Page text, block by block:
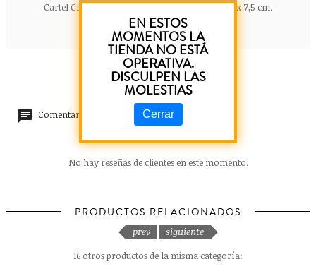
Cartel Chico de madera. Frases. Dimensiones 15 x 7,5 cm.
Comentarios (0)
No hay reseñas de clientes en este momento.
PRODUCTOS RELACIONADOS
16 otros productos de la misma categoría:
prev siguiente
EN ESTOS
MOMENTOS LA
TIENDA NO ESTÁ
OPERATIVA.
DISCULPEN LAS
MOLESTIAS
Cerrar